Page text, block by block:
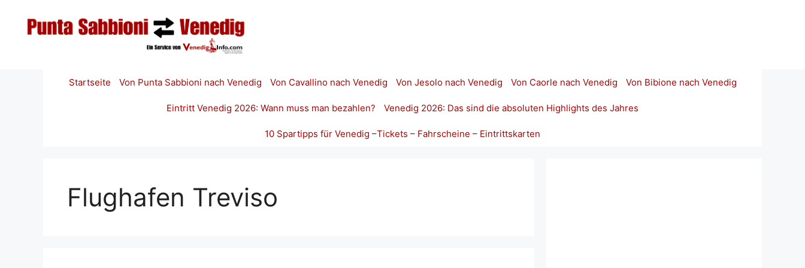
springen
Startseite Von Punta Sabbioni nach Venedig Von Cavallino nach Venedig Von Jesolo nach Venedig Von Caorle nach Venedig Von Bibione nach Venedig
Eintritt Venedig 2026: Wann muss man bezahlen? Venedig 2026: Das sind die absoluten Highlights des Jahres
10 Spartipps für Venedig –Tickets – Fahrscheine – Eintrittskarten
Flughafen Treviso